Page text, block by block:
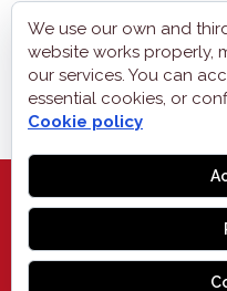
ZonaELE shop
Aviso legal
Privacidad
Cookies
We use our own and
website works properly,
our services. You can
essential cookies, or
Cookie policy